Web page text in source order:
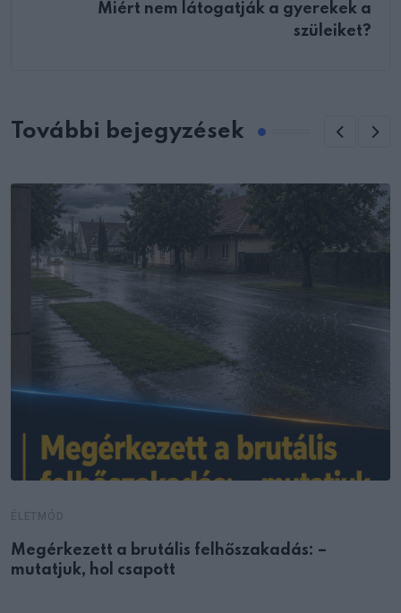
Miért nem látogatják a gyerekek a
szüleiket?
További bejegyzések
Megérkezett a brutális felhőszakadás: –
mutatjuk, hol csapott